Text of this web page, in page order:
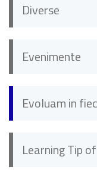
Diverse
Evenimente
Evoluam in
Learning Tip